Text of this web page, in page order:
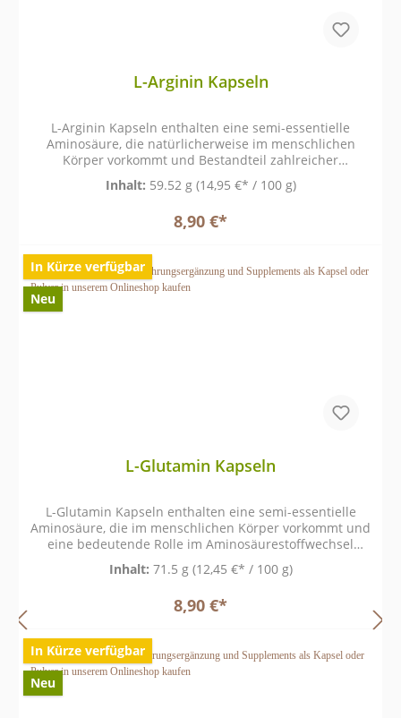
L-Arginin Kapseln
L-Arginin Kapseln enthalten eine semi-essentielle
Aminosäure, die natürlicherweise im menschlichen
Körper vorkommt und Bestandteil zahlreicher
Stoffwechselprozesse ist.
Inhalt: 59.52 g (14,95 €* / 100 g)
8,90 €*
In Kürze verfügbar
Neu
L-Glutamin Kapseln
L-Glutamin Kapseln enthalten eine semi-essentielle
Aminosäure, die im menschlichen Körper vorkommt und
eine bedeutende Rolle im Aminosäurestoffwechsel
Inhalt: 71.5 g (12,45 €* / 100 g)
8,90 €*
In Kürze verfügbar
Neu